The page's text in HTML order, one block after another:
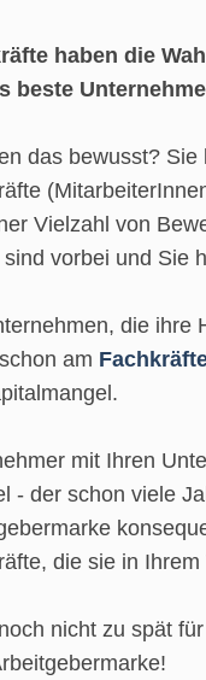
haben die
beste
das bewusst?
Vielzahl von
vorbei und Sie
die ihre
am
mit Ihren
- der schon viele
die sie in
nicht zu spät